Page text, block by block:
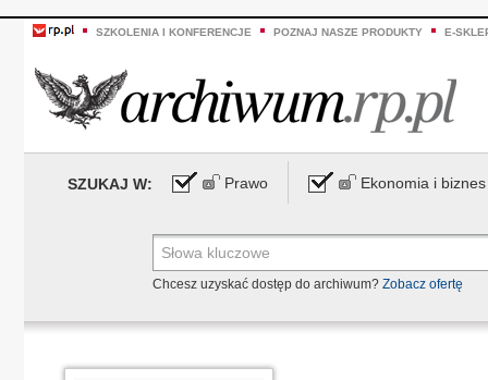
SZKOLENIA I KONFERENCJE POZNAJ NASZE PRODUKTY E-
SZUKAJ W: Prawo Ekonomia i biznes
Chcesz uzyskać dostęp do archiwum? Zobacz ofertę